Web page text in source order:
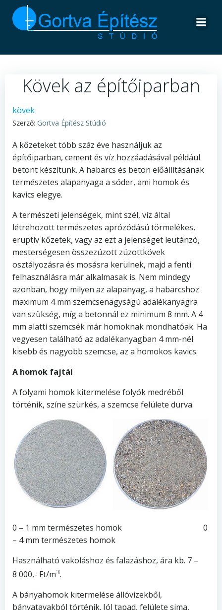
to
content
Kövek az építőiparban
kövek
Szerző: Gortva Építész Stúdió
A kőzeteket több száz éve használjuk az
építőiparban, cement és víz hozzáadásával például
betont készítünk. A habarcs és beton előállításának
természetes alapanyaga a sóder, ami homok és
kavics elegye.
A természeti jelenségek, mint szél, víz által
létrehozott természetes aprózódású törmelékes,
eruptív kőzetek, vagy az ezt a jelenséget leutánzó,
mesterségesen összezúzott zúzottkövek
osztályozásra és mosásra kerülnek, majd a fenti
felhasználásra már alkalmasak is. Nem mindegy
azonban, hogy milyen az alapanyag, a habarcshoz
maximum 4 mm szemcsenagyságú adalékanyagra
van szükség, míg a betonnál ez minimum 8 mm. A 4
mm alatti szemcsék már homoknak mondhatóak. Ha
vegyesen található az adalékanyagban 4 mm-nél
kisebb és nagyobb szemcse, az a homokos kavics.
A homok fajtái
A folyami homok kitermelése folyók medréből
történik, színe szürkés, a szemcse felülete durva.
0 – 1 mm természetes homok 0
– 4 mm természetes homok
Használható vakoláshoz és falazáshoz, ára kb. 7 –
8 000,- Ft/m3.
A bányahomok kitermelése állóvizekből,
bányatavakból történik. Jól tapad, felülete sima,